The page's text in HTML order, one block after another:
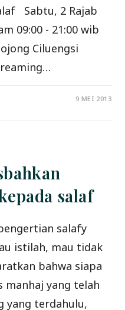
Sabtu, 2 Rajab
09:00 - 21:00 wib
Ciluengsi
9 MEI 2013
salaf
salafy
istilah, mau tidak
bahwa siapa
manhaj yang telah
yang terdahulu,